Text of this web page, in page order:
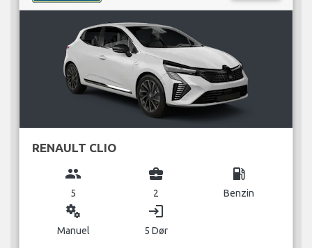
RENAULT CLIO
group
5
business_center
2
local_gas_station
Benzin
miscellaneous_services
Manuel
login
5 Dør